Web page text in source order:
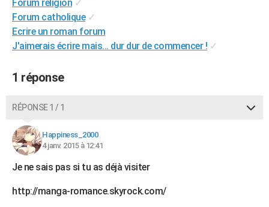
CARTE DE VOEUX
Carte de Noël
Carte Bonne année
Carte Saint-Valentin
Carte Pâques
Carte d'anniversaire
DICTIONNAIRE
FORUM
Bricolage
Lifestyle
Culture
Sport
Auto
Television
Voyage
Cinema
Forum religion ✓
Forum catholique ✓
Ecrire un roman forum
J'aimerais écrire mais... dur dur de commencer ! ✓
1 réponse
RÉPONSE 1 / 1
Happiness_2000
4 janv. 2015 à 12:41
Je ne sais pas si tu as déjà visiter
http://manga-romance.skyrock.com/